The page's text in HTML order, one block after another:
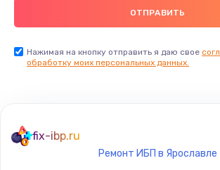
Нажимая на кнопку отправить я даю свое
обработку моих персональных данных.
fix-ibp.ru
Ремонт ИБП в Ярославле